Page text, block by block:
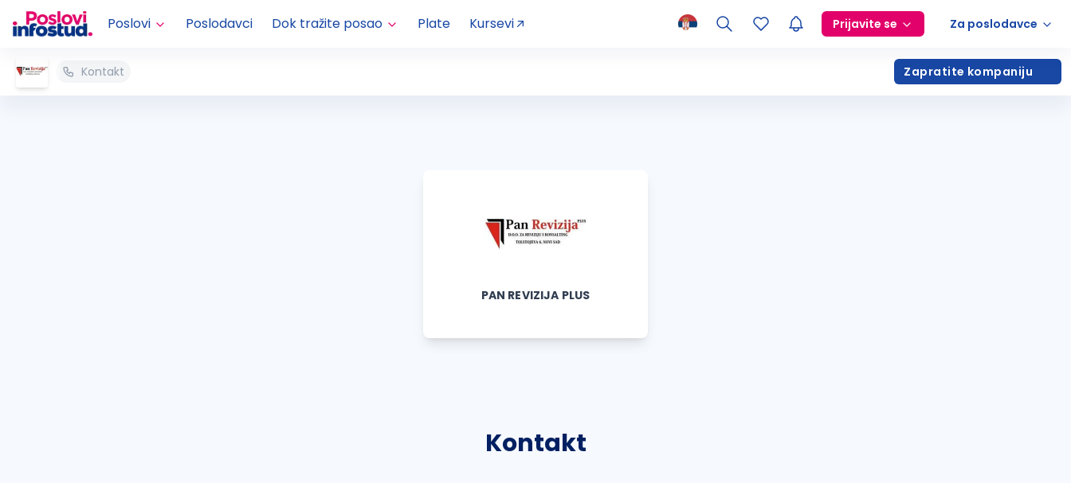
Poslovi Poslodavci Dok tražite posao Plate Kursevi Prijavite se Za poslodavce
Kontakt Zapratite kompaniju
PAN REVIZIJA PLUS
Kontakt